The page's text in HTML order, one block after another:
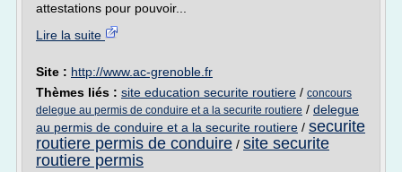
attestations pour pouvoir...
Lire la suite
Site : http://www.ac-grenoble.fr
Thèmes liés : site education securite routiere / concours
delegue au permis de conduire et a la securite routiere / delegue
au permis de conduire et a la securite routiere / securite
routiere permis de conduire / site securite
routiere permis